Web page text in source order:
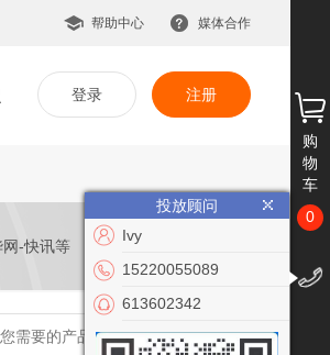
帮助中心 媒体合作
登录 注册
网-快讯等
购
物
车
0
投放顾问
Ivy
15220055089
613602342